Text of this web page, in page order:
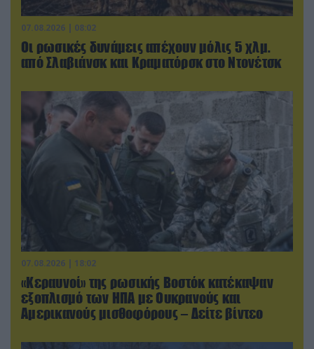
07.08.2026 | 08:02
Οι ρωσικές δυνάμεις απέχουν μόλις 5 χλμ.
από Σλαβιάνσκ και Κραματόρσκ στο Ντονέτσκ
07.08.2026 | 18:02
«Κεραυνοί» της ρωσικής Βοστόκ κατέκαψαν
εξοπλισμό των ΗΠΑ με Ουκρανούς και
Αμερικανούς μισθοφόρους – Δείτε βίντεο